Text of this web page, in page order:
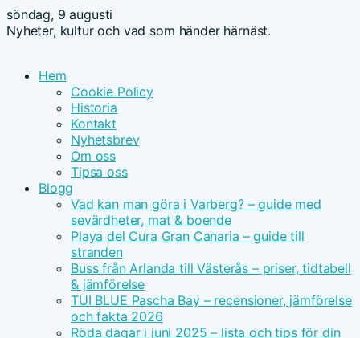
söndag, 9 augusti
Nyheter, kultur och vad som händer härnäst.
Hem
Cookie Policy
Historia
Kontakt
Nyhetsbrev
Om oss
Tipsa oss
Blogg
Vad kan man göra i Varberg? – guide med
sevärdheter, mat & boende
Playa del Cura Gran Canaria – guide till
stranden
Buss från Arlanda till Västerås – priser, tidtabell
& jämförelse
TUI BLUE Pascha Bay – recensioner, jämförelse
och fakta 2026
Röda dagar i juni 2025 – lista och tips för din